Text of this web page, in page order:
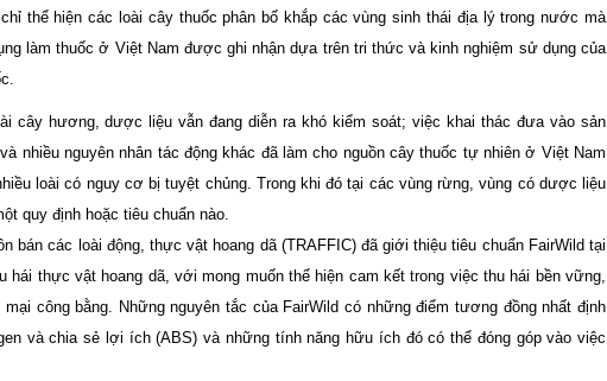
thể hiện các loài cây thuốc phân bố khắp các vùng sinh thái địa lý trong nước mà
làm thuốc ở Việt Nam được ghi nhận dựa trên tri thức và kinh nghiệm sử dụng của
cây hương, dược liệu vẫn đang diễn ra khó kiểm soát; việc khai thác đưa vào sản
nhiều nguyên nhân tác động khác đã làm cho nguồn cây thuốc tự nhiên ở Việt Nam
loài có nguy cơ bị tuyệt chủng. Trong khi đó tại các vùng rừng, vùng có dược liệu
quy định hoặc tiêu chuẩn nào.
bán các loài động, thực vật hoang dã (TRAFFIC) đã giới thiệu tiêu chuẩn FairWild tại
hái thực vật hoang dã, với mong muốn thể hiện cam kết trong việc thu hái bền vững,
công bằng. Những nguyên tắc của FairWild có những điểm tương đồng nhất định
và chia sẻ lợi ích (ABS) và những tính năng hữu ích đó có thể đóng góp vào việc